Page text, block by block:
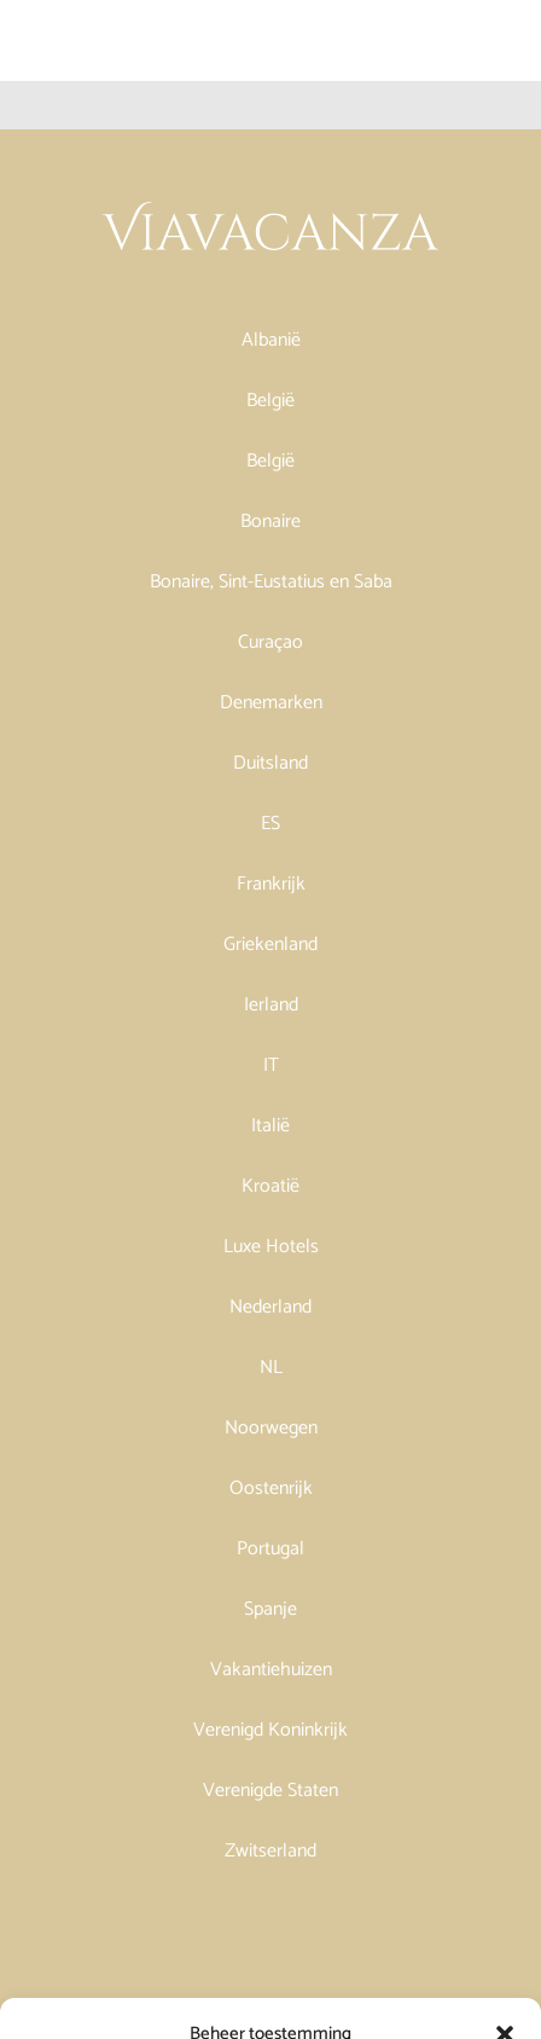
Albanië
België
België
Bonaire
Bonaire, Sint-Eustatius en Saba
Curaçao
Denemarken
Duitsland
ES
Frankrijk
Griekenland
Ierland
IT
Italië
Kroatië
Luxe Hotels
Nederland
NL
Noorwegen
Oostenrijk
Portugal
Spanje
Vakantiehuizen
Verenigd Koninkrijk
Verenigde Staten
Zwitserland